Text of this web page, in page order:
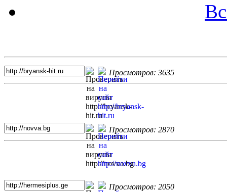
Просмотров: 3635
Просмотров: 2870
Просмотров: 2050